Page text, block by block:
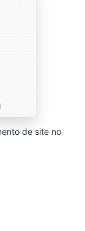
de site no